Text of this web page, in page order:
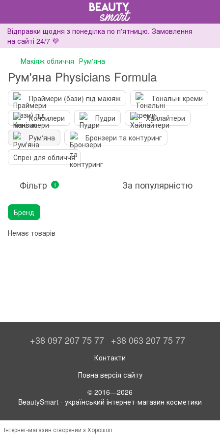
Відправки щодня з понеділка по п'ятницю. Замовлення
на сайті 24/7 💜
Макіяж обличчя Рум'яна
Рум'яна Physicians Formula
Праймери (бази) під макіяж
Тональні креми
Консилери
Пудри
Хайлайтери
Рум'яна
Бронзери та контуринг
Спреї для обличчя
Фільтр 1 За популярністю
Бренд
Немає товарів
+38 097 207 75 77 +38 063 207 75 77
Контакти
Повна версія сайту
© 2016—2026
BeautySmart - український інтернет-магазин косметики
Інтернет-магазин створений з Хорошоп